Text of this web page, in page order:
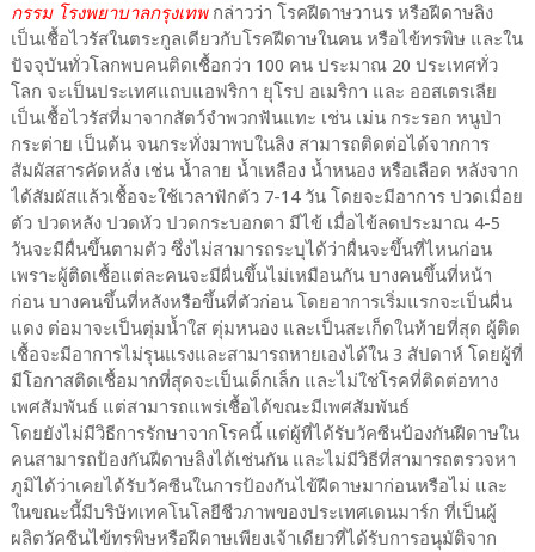
กรรม โรงพยาบาลกรุงเทพกล่าวว่า โรคฝีดาษวานร หรือฝีดาษลิง
เป็นเชื้อไวรัสในตระกูลเดียวกับโรคฝีดาษในคน หรือไข้ทรพิษ และใน
ปัจจุบันทั่วโลกพบคนติดเชื้อกว่า 100 คน ประมาณ 20 ประเทศทั่ว
โลก จะเป็นประเทศแถบแอฟริกา ยุโรป อเมริกา และ ออสเตรเลีย
เป็นเชื้อไวรัสที่มาจากสัตว์จำพวกฟันแทะ เช่น เม่น กระรอก หนูป่า
กระต่าย เป็นต้น จนกระทั่งมาพบในลิง สามารถติดต่อได้จากการ
สัมผัสสารคัดหลั่ง เช่น น้ำลาย น้ำเหลือง น้ำหนอง หรือเลือด หลังจาก
ได้สัมผัสแล้วเชื้อจะใช้เวลาฟักตัว 7-14 วัน โดยจะมีอาการ ปวดเมื่อย
ตัว ปวดหลัง ปวดหัว ปวดกระบอกตา มีไข้ เมื่อไข้ลดประมาณ 4-5
วันจะมีผื่นขึ้นตามตัว ซึ่งไม่สามารถระบุได้ว่าผื่นจะขึ้นที่ไหนก่อน
เพราะผู้ติดเชื้อแต่ละคนจะมีผื่นขึ้นไม่เหมือนกัน บางคนขึ้นที่หน้า
ก่อน บางคนขึ้นที่หลังหรือขึ้นที่ตัวก่อน โดยอาการเริ่มแรกจะเป็นผื่น
แดง ต่อมาจะเป็นตุ่มน้ำใส ตุ่มหนอง และเป็นสะเก็ดในท้ายที่สุด ผู้ติด
เชื้อจะมีอาการไม่รุนแรงและสามารถหายเองได้ใน 3 สัปดาห์ โดยผู้ที่
มีโอกาสติดเชื้อมากที่สุดจะเป็นเด็กเล็ก และไม่ใช่โรคที่ติดต่อทาง
เพศสัมพันธ์ แต่สามารถแพร่เชื้อได้ขณะมีเพศสัมพันธ์
โดยยังไม่มีวิธีการรักษาจากโรคนี้ แต่ผู้ที่ได้รับวัคซีนป้องกันฝีดาษใน
คนสามารถป้องกันฝีดาษลิงได้เช่นกัน และไม่มีวิธีที่สามารถตรวจหา
ภูมิได้ว่าเคยได้รับวัคซีนในการป้องกันไข้ฝีดาษมาก่อนหรือไม่ และ
ในขณะนี้มีบริษัทเทคโนโลยีชีวภาพของประเทศเดนมาร์ก ที่เป็นผู้
ผลิตวัคซีนไข้ทรพิษหรือฝีดาษเพียงเจ้าเดียวที่ได้รับการอนุมัติจาก